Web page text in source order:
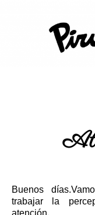
Buenos
trabajar la
atención.